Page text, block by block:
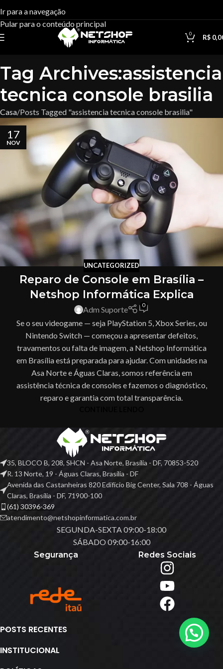
Ir para a navegação
Pular para o conteúdo principal
0 R$
Tag Archives:assistencia
tecnica console brasilia
Casa Posts Tagged "assistencia tecnica console brasilia"
17
NOV
UNCATEGORIZED
Reparo de Console em Brasília –
Netshop Informática Explica
Adm Suporte 0
Se o seu videogame — seja PlayStation 5, Xbox Series, ou
Nintendo Switch — começou a apresentar defeitos,
travamentos ou falta de imagem, a Netshop Informática
em Brasília está preparada para ajudar. Com unidades na
Asa Norte e Águas Claras, somos referência em
assistência técnica de consoles e fazemos o diagnóstico,
reparo e garantia com total transparência.
35, BLOCO B, 208, SHCN - Asa Norte, Brasília - DF, 70853-520
R. 13 Norte, 19 - Águas Claras, Brasília - DF
Avenida das Castanheiras 820 Edifício Big Center, Sala 708 - Águas
Claras, Brasília - DF, 71900-100
(61) 30396-369
atendimento@netshopinformatica.com.br
SEGUNDA-SEXTA 09:00-18:00
SÁBADO 09:00-16:00
Segurança
Redes Sociais
POSTS RECENTES
INSTITUCIONAL